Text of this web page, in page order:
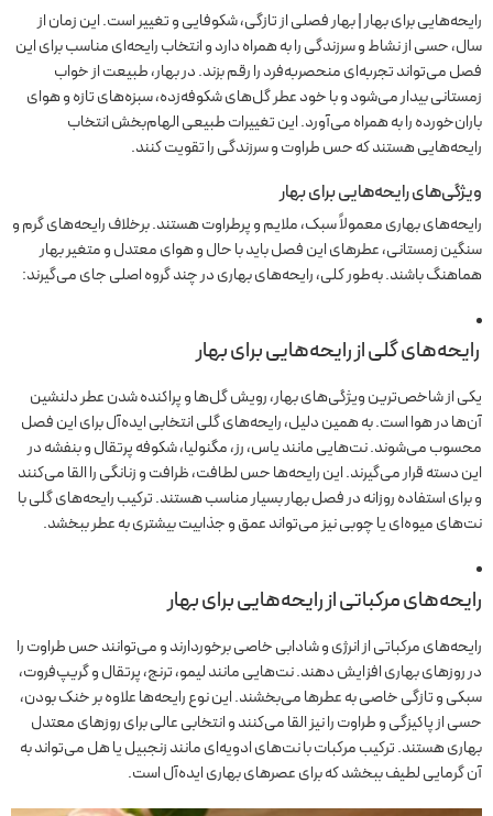
رایحه‌هایی برای بهار | بهار فصلی از تازگی، شکوفایی و تغییر است. این زمان از
سال، حسی از نشاط و سرزندگی را به همراه دارد و انتخاب رایحه‌ای مناسب برای این
فصل می‌تواند تجربه‌ای منحصربه‌فرد را رقم بزند. در بهار، طبیعت از خواب
زمستانی بیدار می‌شود و با خود عطر گل‌های شکوفه‌زده، سبزه‌های تازه و هوای
باران‌خورده را به همراه می‌آورد. این تغییرات طبیعی الهام‌بخش انتخاب
رایحه‌هایی هستند که حس طراوت و سرزندگی را تقویت کنند.
ویژگی‌های رایحه‌هایی برای بهار
رایحه‌های بهاری معمولاً سبک، ملایم و پرطراوت هستند. برخلاف رایحه‌های گرم و
سنگین زمستانی، عطرهای این فصل باید با حال و هوای معتدل و متغیر بهار
هماهنگ باشند. به‌طور کلی، رایحه‌های بهاری در چند گروه اصلی جای می‌گیرند:
رایحه‌های گلی از رایحه‌هایی برای بهار
یکی از شاخص‌ترین ویژگی‌های بهار، رویش گل‌ها و پراکنده شدن عطر دلنشین
آن‌ها در هوا است. به همین دلیل، رایحه‌های گلی انتخابی ایده‌آل برای این فصل
محسوب می‌شوند. نت‌هایی مانند یاس، رز، مگنولیا، شکوفه پرتقال و بنفشه در
این دسته قرار می‌گیرند. این رایحه‌ها حس لطافت، ظرافت و زنانگی را القا می‌کنند
و برای استفاده روزانه در فصل بهار بسیار مناسب هستند. ترکیب رایحه‌های گلی با
نت‌های میوه‌ای یا چوبی نیز می‌تواند عمق و جذابیت بیشتری به عطر ببخشد.
رایحه‌های مرکباتی از رایحه‌هایی برای بهار
رایحه‌های مرکباتی از انرژی و شادابی خاصی برخوردارند و می‌توانند حس طراوت را
در روزهای بهاری افزایش دهند. نت‌هایی مانند لیمو، ترنج، پرتقال و گریپ‌فروت،
سبکی و تازگی خاصی به عطرها می‌بخشند. این نوع رایحه‌ها علاوه بر خنک بودن،
حسی از پاکیزگی و طراوت را نیز القا می‌کنند و انتخابی عالی برای روزهای معتدل
بهاری هستند. ترکیب مرکبات با نت‌های ادویه‌ای مانند زنجبیل یا هل می‌تواند به
آن گرمایی لطیف ببخشد که برای عصرهای بهاری ایده‌آل است.